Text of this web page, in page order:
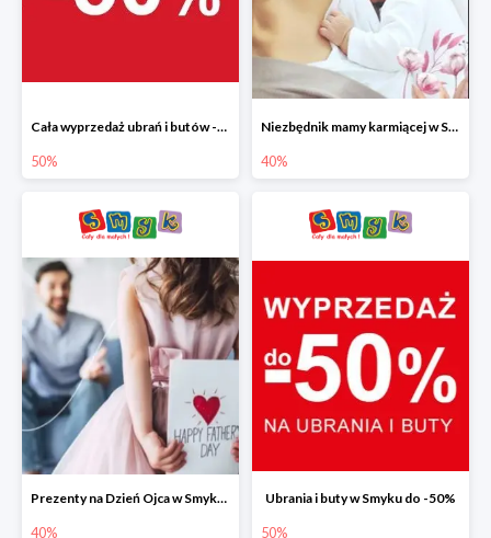
Cała wyprzedaż ubrań i butów -50%
50%
Niezbędnik mamy karmiącej w Smyku do -40%
40%
Prezenty na Dzień Ojca w Smyku do -40%
40%
Ubrania i buty w Smyku do -50%
50%